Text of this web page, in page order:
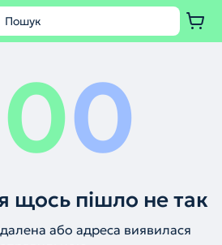
00
щось пішло не так
або адреса виявилася